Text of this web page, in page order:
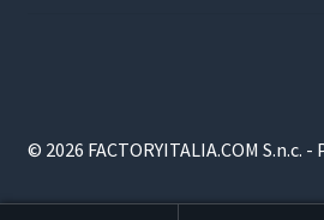
© 2026 FACTORYITALIA.COM S.n.c. -